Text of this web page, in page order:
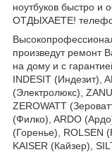
ноутбуков быстро
ОТДЫХАЕТЕ!
произведут ремонт
на дому и с
INDESIT (Индезит),
(Электролюкс),
ZEROWATT
(Филко), ARDO
(Горенье), ROLSEN
KAISER (Кайзер),